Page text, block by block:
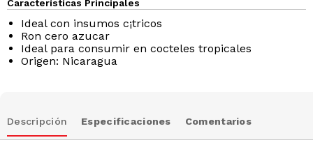
Características Principales
Ideal con insumos c¡tricos
Ron cero azucar
Ideal para consumir en cocteles tropicales
Origen: Nicaragua
Descripción Especificaciones Comentarios